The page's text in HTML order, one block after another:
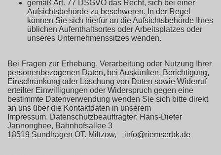
gemäß Art. 77 DSGVO das Recht, sich bei einer
Aufsichtsbehörde zu beschweren. In der Regel
können Sie sich hierfür an die Aufsichtsbehörde Ihres
üblichen Aufenthaltsortes oder Arbeitsplatzes oder
unseres Unternehmenssitzes wenden.
Bei Fragen zur Erhebung, Verarbeitung oder Nutzung Ihrer
personenbezogenen Daten, bei Auskünften, Berichtigung,
Einschränkung oder Löschung von Daten sowie Widerruf
erteilter Einwilligungen oder Widerspruch gegen eine
bestimmte Datenverwendung wenden Sie sich bitte direkt
an uns über die Kontaktdaten in unserem
Impressum. Datenschutzbeauftragter: Hans-Dieter
Jannonghee, Bahnhofsallee 3
18519 Sundhagen OT. Miltzow, info@riemserbk.de